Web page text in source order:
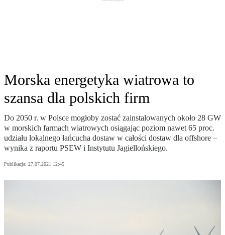
Morska energetyka wiatrowa to
szansa dla polskich firm
Do 2050 r. w Polsce mogłoby zostać zainstalowanych około 28 GW
w morskich farmach wiatrowych osiągając poziom nawet 65 proc.
udziału lokalnego łańcucha dostaw w całości dostaw dla offshore –
wynika z raportu PSEW i Instytutu Jagiellońskiego.
Publikacja: 27.07.2021 12:45